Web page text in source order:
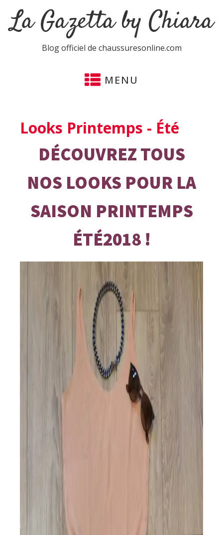
La Gazetta by Chiara
Blog officiel de chaussuresonline.com
MENU
Looks Printemps - Été
DÉCOUVREZ TOUS
NOS LOOKS POUR LA
SAISON PRINTEMPS
ÉTÉ2018 !